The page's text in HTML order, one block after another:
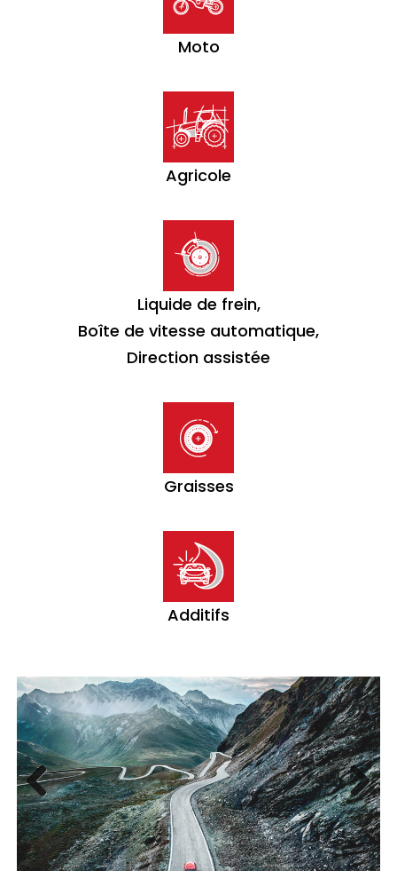
Moto
Agricole
Liquide de frein,
Boîte de vitesse automatique,
Direction assistée
Graisses
Additifs
Previous Next